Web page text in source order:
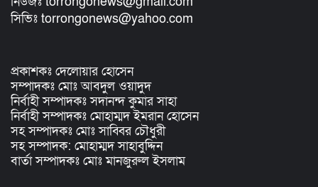
সিভিঃ torrongonews@yahoo.com
প্রকাশকঃ দেলোয়ার হোসেন
সম্পাদকঃ মোঃ আবদুল ওয়াদুদ
নির্বাহী সম্পাদকঃ সদানন্দ কুমার সাহা
নির্বাহী সম্পাদকঃ মোহাম্মদ ইমরান হোসেন
সহ সম্পাদকঃ মোঃ সাব্বির চৌধুরী
সহ সম্পাদক: মোহাম্মদ সাহাবুদ্দিন
বার্তা সম্পাদকঃ মোঃ মানজুরুল ইসলাম